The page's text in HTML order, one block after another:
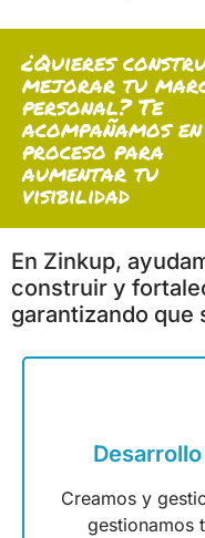
¿Quieres
mejorar tu
personal? Te
acompañamos
proceso para
aumentar tu
visibilidad
En Zinkup,
construir y
garantizando que
Creamos y
gestionamos